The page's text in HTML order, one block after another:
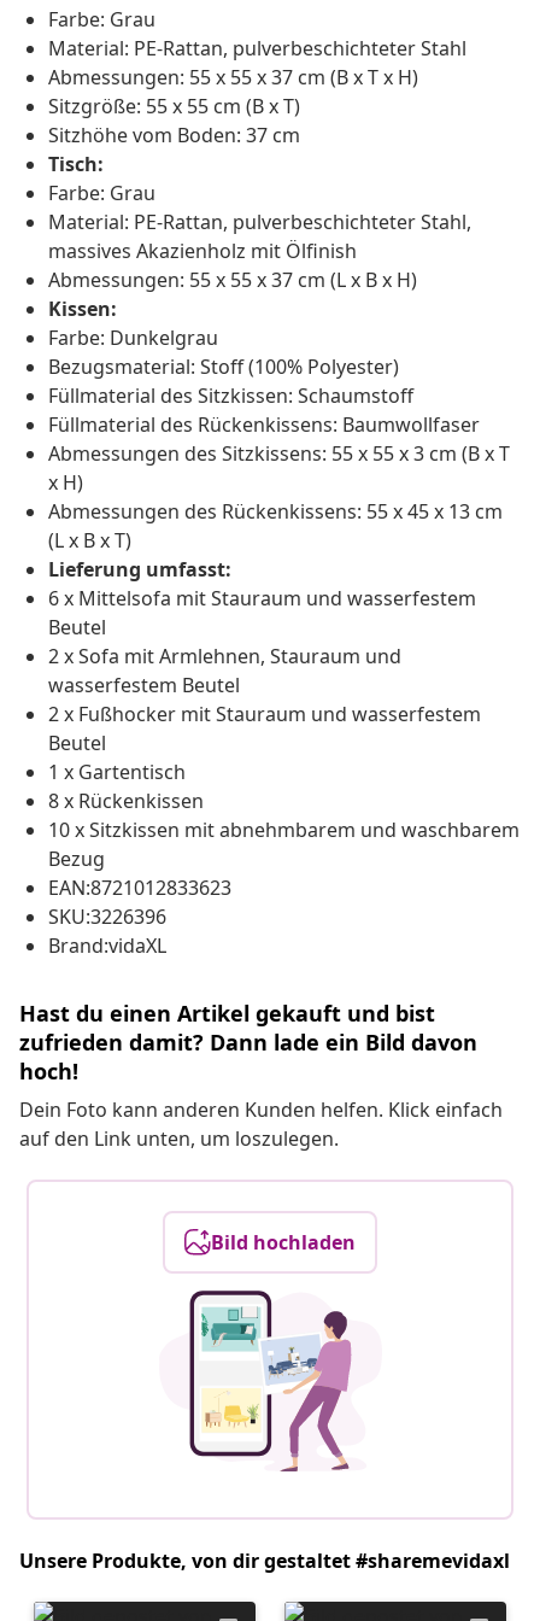
Farbe: Grau
Material: PE-Rattan, pulverbeschichteter Stahl
Abmessungen: 55 x 55 x 37 cm (B x T x H)
Sitzgröße: 55 x 55 cm (B x T)
Sitzhöhe vom Boden: 37 cm
Tisch:
Farbe: Grau
Material: PE-Rattan, pulverbeschichteter Stahl,
massives Akazienholz mit Ölfinish
Abmessungen: 55 x 55 x 37 cm (L x B x H)
Kissen:
Farbe: Dunkelgrau
Bezugsmaterial: Stoff (100% Polyester)
Füllmaterial des Sitzkissen: Schaumstoff
Füllmaterial des Rückenkissens: Baumwollfaser
Abmessungen des Sitzkissens: 55 x 55 x 3 cm (B x T
x H)
Abmessungen des Rückenkissens: 55 x 45 x 13 cm
(L x B x T)
Lieferung umfasst:
6 x Mittelsofa mit Stauraum und wasserfestem
Beutel
2 x Sofa mit Armlehnen, Stauraum und
wasserfestem Beutel
2 x Fußhocker mit Stauraum und wasserfestem
Beutel
1 x Gartentisch
8 x Rückenkissen
10 x Sitzkissen mit abnehmbarem und waschbarem
Bezug
EAN:8721012833623
SKU:3226396
Brand:vidaXL
Hast du einen Artikel gekauft und bist
zufrieden damit? Dann lade ein Bild davon
hoch!
Dein Foto kann anderen Kunden helfen. Klick einfach
auf den Link unten, um loszulegen.
Bild hochladen
Unsere Produkte, von dir gestaltet #sharemevidaxl